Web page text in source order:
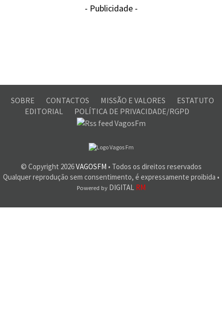
- Publicidade -
SOBRE CONTACTOS MISSÃO E VALORES
ESTATUTO
EDITORIAL
POLÍTICA DE PRIVACIDADE/RGPD
© Copyright 2026VAGOSFM • Todos os direitos reservados
Qualquer reprodução sem consentimento, é expressamente proibida •
Powered byDIGITAL RM